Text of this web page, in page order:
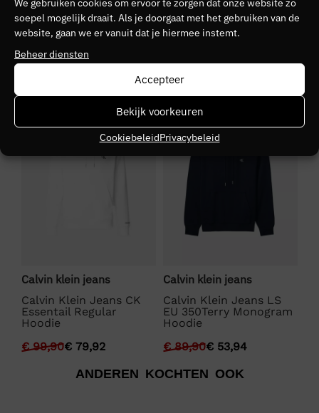
We gebruiken cookies om ervoor te zorgen dat onze website zo
soepel mogelijk draait. Als je doorgaat met het gebruiken van de
website, gaan we er vanuit dat je hiermee instemt.
Beheer diensten
Accepteer
Bekijk voorkeuren
CookiebeleidPrivacybeleid
10
Seizoen
SALE
Calvin klein jeans
Calvin Klein Jeans CK
Essentail Regular
Hoodie
€99,90€ 79,92
SALE
Calvin klein jeans
Calvin Klein Jeans LS
EU 350Terry Monogram
Hoodie
€89,90€ 53,94
ANDEREN KOCHTEN OOK